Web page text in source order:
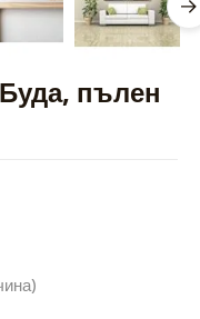
пълен